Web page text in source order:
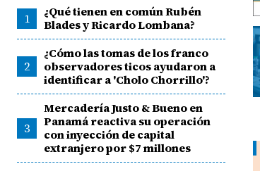
1
¿Qué tienen en común Rubén
Blades y Ricardo Lombana?
2
¿Cómo las tomas de los franco
observadores ticos ayudaron a
identificar a 'Cholo Chorrillo'?
3
Mercadería Justo & Bueno en
Panamá reactiva su operación
con inyección de capital
extranjero por $7 millones